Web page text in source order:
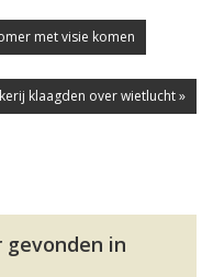
met visie komen
klaagden over wietlucht »
gevonden in